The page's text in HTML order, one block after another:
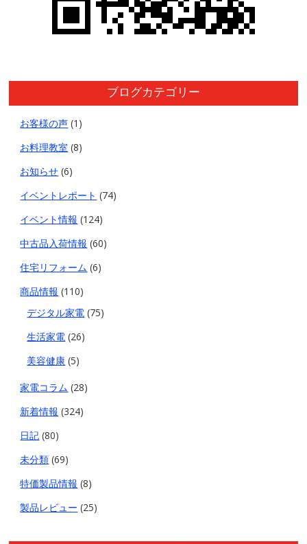
ブログカテゴリー
お客様の声 (1)
お料理教室 (8)
お知らせ (6)
イベントレポート (74)
イベント情報 (124)
中古品入荷情報 (60)
住宅リフォーム (6)
商品情報 (110)
デジタル家電 (75)
生活家電 (26)
美容健康 (5)
家電コラム (28)
新着情報 (324)
日記 (80)
未分類 (69)
特価製品情報 (8)
製品レビュー (25)